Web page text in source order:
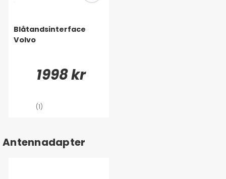
Blåtandsinterface
Volvo
1998 kr
(1)
Antennadapter